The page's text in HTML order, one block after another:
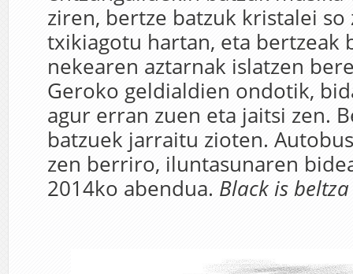
ziren, bertze batzuk kristalei
txikiagotu hartan, eta bertzeak
nekearen aztarnak islatzen
Geroko geldialdien ondotik,
agur erran zuen eta jaitsi zen.
batzuek jarraitu zioten.
zen berriro, iluntasunaren
2014ko abendua. Black is